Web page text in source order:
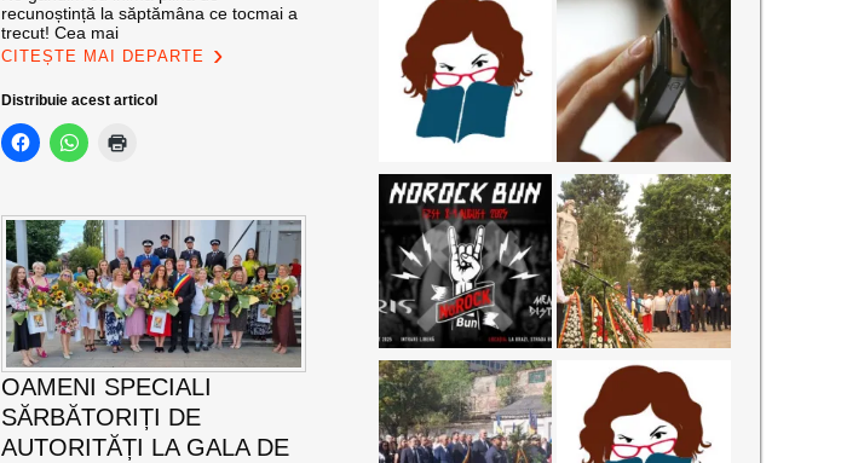
recunoștință la săptămâna ce tocmai a
trecut! Cea mai
CITEȘTE MAI DEPARTE
Distribuie acest articol
OAMENI SPECIALI
SĂRBĂTORIȚI DE
AUTORITĂȚI LA GALA DE